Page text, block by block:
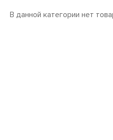
В данной категории нет